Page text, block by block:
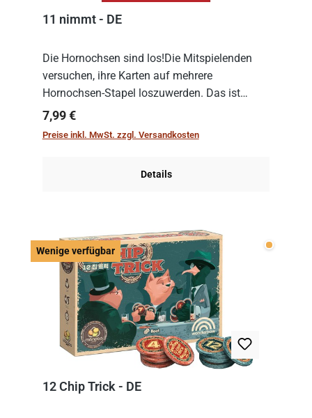
11 nimmt - DE
Die Hornochsen sind los!Die Mitspielenden
versuchen, ihre Karten auf mehrere
Hornochsen-Stapel loszuwerden. Das ist
kniffliger als gedacht, denn die Differenz
zwischen ausgespielter Karte und der
Regulärer Preis:
7,99 €
Preise inkl. MwSt. zzgl. Versandkosten
Details
Wenige verfügbar Wenige
12 Chip Trick - DE